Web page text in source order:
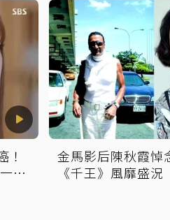
！
直
金馬影后陳秋霞悼
《千王》風靡盛